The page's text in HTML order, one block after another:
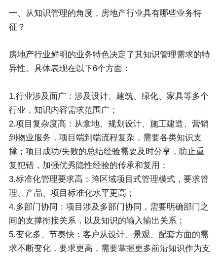
一、从知识管理的角度，房地产行业具有哪些业务特
征？
房地产行业鲜明的业务特色决定了其知识管理需求的特
异性。具体表现在以下6个方面：
1.行业涉及面广：涉及设计、建筑、绿化、家具等多个
行业，知识内容需求范围广；
2.项目复杂度高 ：从拿地、规划设计、施工建造、营销
到物业服务，项目端到端流程复杂，需要各类知识支
撑；项目成功/失败的总结经验需要及时分享，防止重
复犯错，加强优秀隐性经验的传承和复用；
3.标准化管理要求高 ：跨区域项目式管理模式，要求管
理、产品、项目标准化水平更高；
4.多部门协同 ：项目涉及多部门协同，需要明确部门之
间的支撑衔接关系，以及知识的输入输出关系；
5.变化多、节奏快：客户从设计、景观、配套方面的需
求不断变化，要求更高，需要掌握更多前沿知识作为支